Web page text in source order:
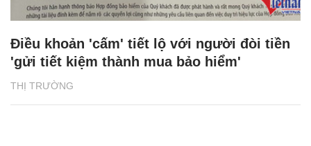
THỊ TRƯỜNG
Điều khoản 'cấm' tiết lộ với người đòi tiền
'gửi tiết kiệm thành mua bảo hiểm'